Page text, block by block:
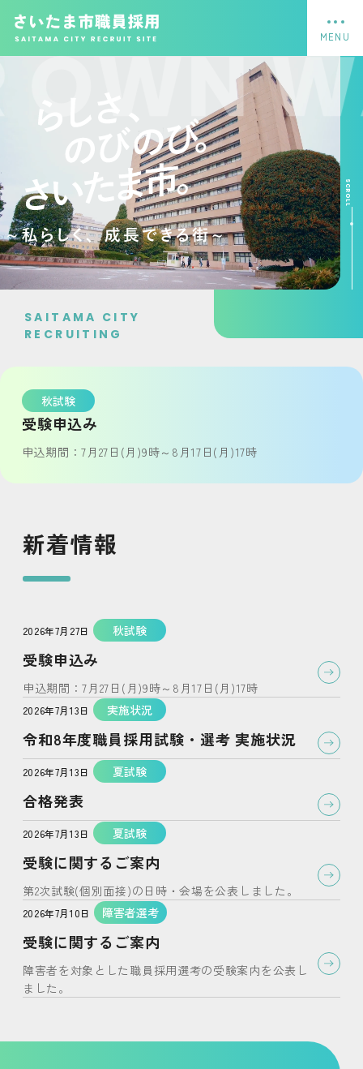
SAITAMA CITY
RECRUITING
秋試験
受験申込み
申込期間：7月27日(月)9時～8月17日(月)17時
新着情報
お知らせです。
2026年7月27日 秋試験
受験申込み
申込期間：7月27日(月)9時～8月17日(月)17時
2026年7月13日 実施状況
令和8年度職員採用試験・選考 実施状況
2026年7月13日 夏試験
合格発表
2026年7月13日 夏試験
受験に関するご案内
第2次試験(個別面接)の日時・会場を公表しました。
2026年7月10日 障害者選考
受験に関するご案内
障害者を対象とした職員採用選考の受験案内を公表し
ました。